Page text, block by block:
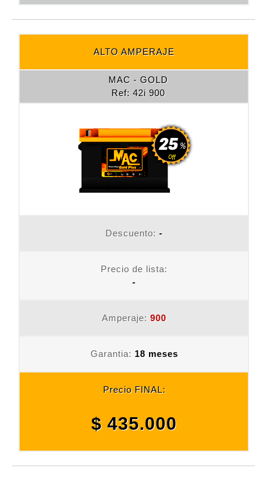
ALTO AMPERAJE
MAC - GOLD
Ref: 42i 900
Descuento: -
Precio de lista:
-
Amperaje: 900
Garantia: 18 meses
Precio FINAL:
$ 435.000